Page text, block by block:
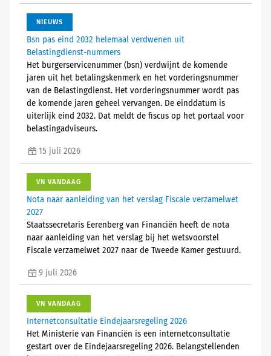
NIEUWS
Bsn pas eind 2032 helemaal verdwenen uit
Belastingdienst-nummers
Het burgerservicenummer (bsn) verdwijnt de komende
jaren uit het betalingskenmerk en het vorderingsnummer
van de Belastingdienst. Het vorderingsnummer wordt pas
de komende jaren geheel vervangen. De einddatum is
uiterlijk eind 2032. Dat meldt de fiscus op het portaal voor
belastingadviseurs.
15 juli 2026
VN VANDAAG
Nota naar aanleiding van het verslag Fiscale verzamelwet
2027
Staatssecretaris Eerenberg van Financiën heeft de nota
naar aanleiding van het verslag bij het wetsvoorstel
Fiscale verzamelwet 2027 naar de Tweede Kamer gestuurd.
9 juli 2026
VN VANDAAG
Internetconsultatie Eindejaarsregeling 2026
Het Ministerie van Financiën is een internetconsultatie
gestart over de Eindejaarsregeling 2026. Belangstellenden